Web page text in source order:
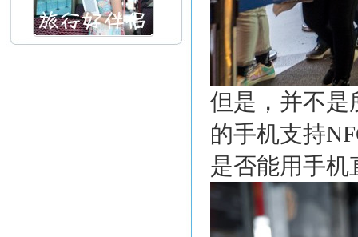
但是，并不是
的手机支持
是否能用手机